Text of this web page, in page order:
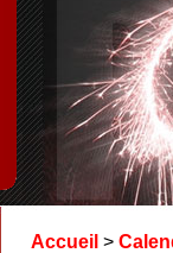
Accueil >